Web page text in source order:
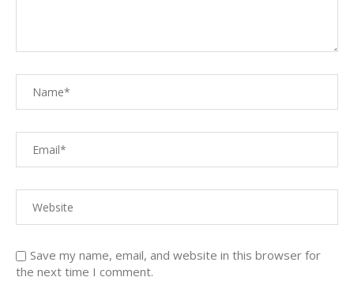
Save my name, email, and website in this browser for
the next time I comment.